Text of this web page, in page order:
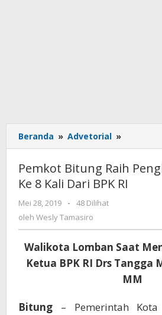
Beranda » Advetorial »
Bitung
Raih
WTP
BPK
RI
Pemkot Bitung Raih
Ke 8 Kali Dari BPK RI
Mei 28, 2019
oleh
Wesly
-
48 Dilihat
oleh Wesly Tamasiro
Walikota Lomban Saat
Ketua BPK RI Drs Tangga
MM
Bitung – Pemerintah